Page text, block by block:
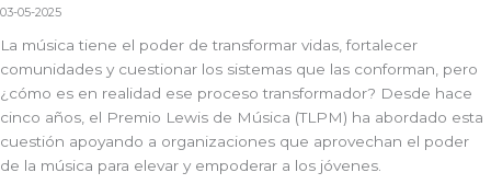
03-05-2025
La música tiene el poder de transformar vidas, fortalecer
comunidades y cuestionar los sistemas que las conforman, pero
¿cómo es en realidad ese proceso transformador? Desde hace
cinco años, el Premio Lewis de Música (TLPM) ha abordado esta
cuestión apoyando a organizaciones que aprovechan el poder
de la música para elevar y empoderar a los jóvenes.